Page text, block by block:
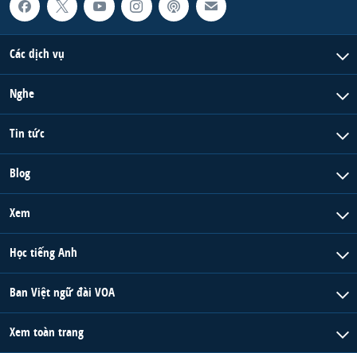
Các dịch vụ
Nghe
Tin tức
Blog
Xem
Học tiếng Anh
Ban Việt ngữ đài VOA
Xem toàn trang